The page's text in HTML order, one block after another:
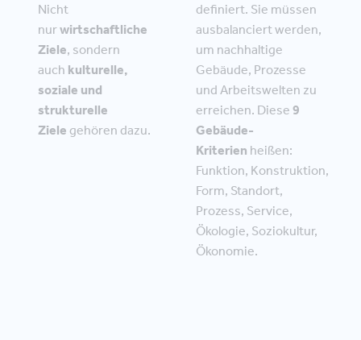
Nicht
nurwirtschaftliche
Ziele, sondern
auch kulturelle,
soziale und
strukturelle
Ziele gehören dazu.
definiert. Sie müssen
ausbalanciert werden,
um nachhaltige
Gebäude, Prozesse
und Arbeitswelten zu
erreichen. Diese 9
Gebäude-
Kriterien heißen:
Funktion, Konstruktion,
Form, Standort,
Prozess, Service,
Ökologie, Soziokultur,
Ökonomie.